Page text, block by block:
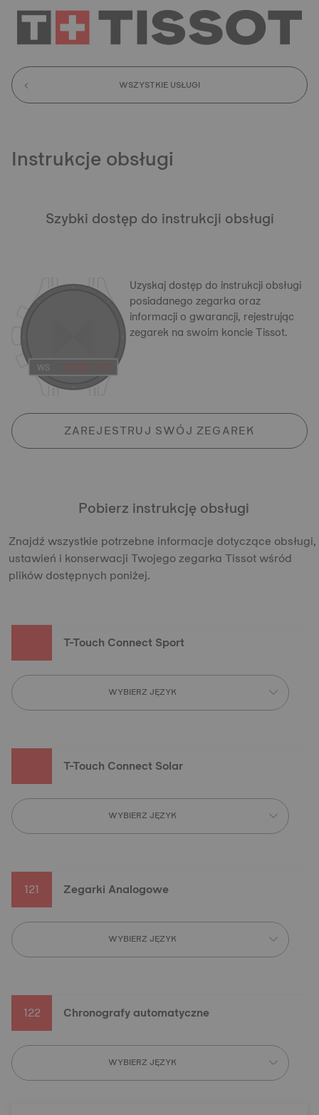
WSZYSTKIE USŁUGI
Instrukcje obsługi
Szybki dostęp do instrukcji obsługi
Uzyskaj dostęp do instrukcji obsługi
posiadanego zegarka oraz
informacji o gwarancji, rejestrując
zegarek na swoim koncie Tissot.
ZAREJESTRUJ SWÓJ ZEGAREK
Pobierz instrukcję obsługi
Znajdź wszystkie potrzebne informacje dotyczące obsługi,
ustawień i konserwacji Twojego zegarka Tissot wśród
plików dostępnych poniżej.
T-Touch Connect Sport
WYBIERZ JĘZYK
T-Touch Connect Solar
WYBIERZ JĘZYK
121 Zegarki Analogowe
WYBIERZ JĘZYK
122 Chronografy automatyczne
WYBIERZ JĘZYK